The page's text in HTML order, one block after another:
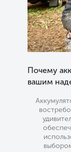
Почему
вашим